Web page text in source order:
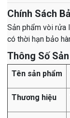
Chính Sách
Sản phẩm vòi rửa
có thời hạn bảo
Thông Số
Tên sản phẩm
Thương hiệu